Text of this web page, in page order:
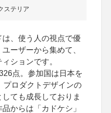
ステリア
、使う人の視点で優
ーザーから集めて、
ションです。
点。参加国は日本を
プロダクトデザインの
ても成長しておりま
からは「カドケシ」